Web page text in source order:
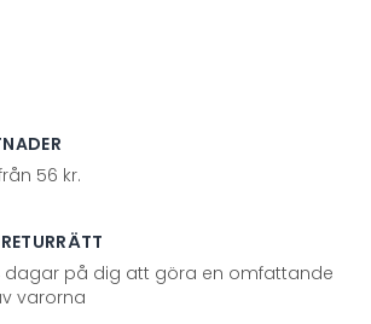
56 kr.
dagar på dig att göra en omfattande
varorna